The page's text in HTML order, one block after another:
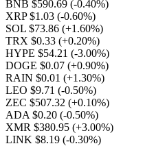
BNB $590.69 (-0.40%)
XRP $1.03 (-0.60%)
SOL $73.86 (+1.60%)
TRX $0.33 (+0.20%)
HYPE $54.21 (-3.00%)
DOGE $0.07 (+0.90%)
RAIN $0.01 (+1.30%)
LEO $9.71 (-0.50%)
ZEC $507.32 (+0.10%)
ADA $0.20 (-0.50%)
XMR $380.95 (+3.00%)
LINK $8.19 (-0.30%)